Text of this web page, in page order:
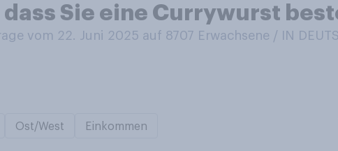
Sie eine Currywurst
vom 22. Juni 2025 auf 8707 Erwachsene / IN
Ost/West Einkommen